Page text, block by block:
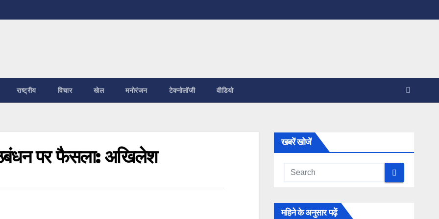
राष्ट्रीय विचार खेल मनोरंजन टेक्नोलॉजी वीडियो
पर फैसला: अखिलेश
खबरें खोजें
महिने के अनुसार पढ़ें